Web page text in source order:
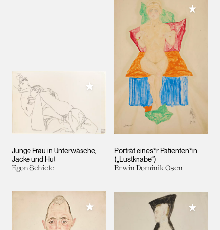
Junge Frau in Unterwäsche,
Jacke und Hut
Egon Schiele
Meiner Sammlung hinzufügen
Porträt eines*r Patienten*in
(„Lustknabe“)
Erwin Dominik Osen
Meiner
Meiner Sammlung hinzufügen Meiner